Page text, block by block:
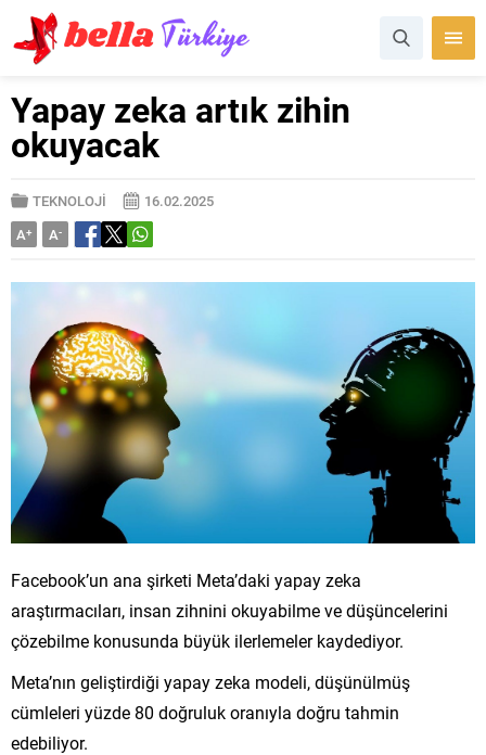
Yapay zeka artık zihin
okuyacak
TEKNOLOJİ
16.02.2025
A+ A-
Facebook’un ana şirketi Meta’daki yapay zeka
araştırmacıları, insan zihnini okuyabilme ve düşüncelerini
çözebilme konusunda büyük ilerlemeler kaydediyor.
Meta’nın geliştirdiği yapay zeka modeli, düşünülmüş
cümleleri yüzde 80 doğruluk oranıyla doğru tahmin
edebiliyor.